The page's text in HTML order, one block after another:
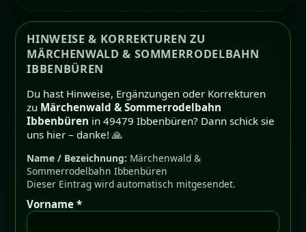
HINWEISE & KORREKTUREN ZU
MÄRCHENWALD & SOMMERRODELBAHN
IBBENBÜREN
Du hast Hinweise, Ergänzungen oder Korrekturen
zu Märchenwald & Sommerrodelbahn
Ibbenbüren in 49479 Ibbenbüren? Dann schick sie
uns hier – danke! 🙏
Name / Bezeichnung: Märchenwald &
Sommerrodelbahn Ibbenbüren
Dieser Eintrag wird automatisch mitgesendet.
Vorname *